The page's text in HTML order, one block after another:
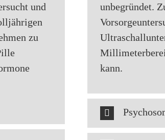
und
zu
unbegründet.
kann.